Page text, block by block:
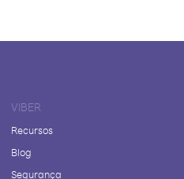
VIBER
Recursos
Blog
Segurança